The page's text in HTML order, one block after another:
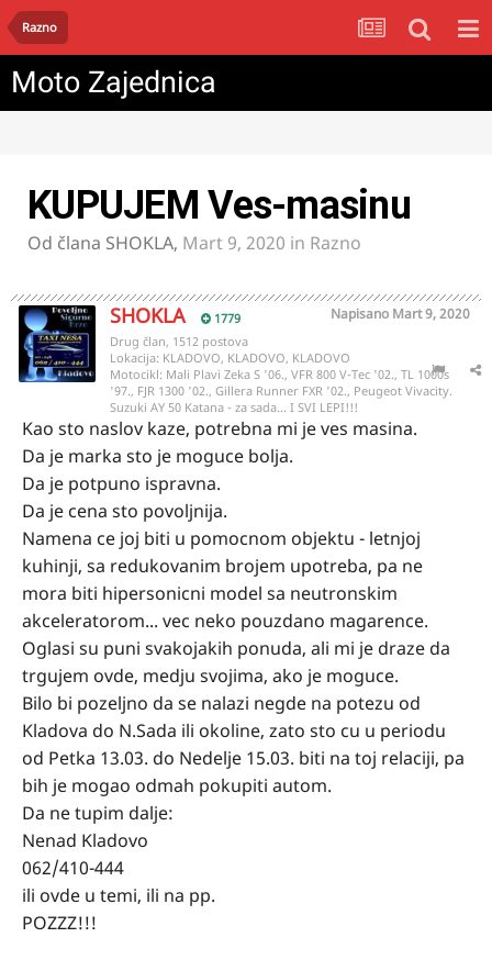
Razno
Moto Zajednica
KUPUJEM Ves-masinu
Od člana SHOKLA, Mart 9, 2020 in Razno
SHOKLA 1779 Napisano Mart 9, 2020
Drug član, 1512 postova
Lokacija: KLADOVO, KLADOVO, KLADOVO
Motocikl: Mali Plavi Zeka S '06., VFR 800 V-Tec '02., TL 1000s
'97., FJR 1300 '02., Gillera Runner FXR '02., Peugeot Vivacity.
Suzuki AY 50 Katana - za sada... I SVI LEPI!!!
Kao sto naslov kaze, potrebna mi je ves masina.
Da je marka sto je moguce bolja.
Da je potpuno ispravna.
Da je cena sto povoljnija.
Namena ce joj biti u pomocnom objektu - letnjoj
kuhinji, sa redukovanim brojem upotreba, pa ne
mora biti hipersonicni model sa neutronskim
akceleratorom... vec neko pouzdano magarence.
Oglasi su puni svakojakih ponuda, ali mi je draze da
trgujem ovde, medju svojima, ako je moguce.
Bilo bi pozeljno da se nalazi negde na potezu od
Kladova do N.Sada ili okoline, zato sto cu u periodu
od Petka 13.03. do Nedelje 15.03. biti na toj relaciji, pa
bih je mogao odmah pokupiti autom.
Da ne tupim dalje:
Nenad Kladovo
062/410-444
ili ovde u temi, ili na pp.
POZZZ!!!